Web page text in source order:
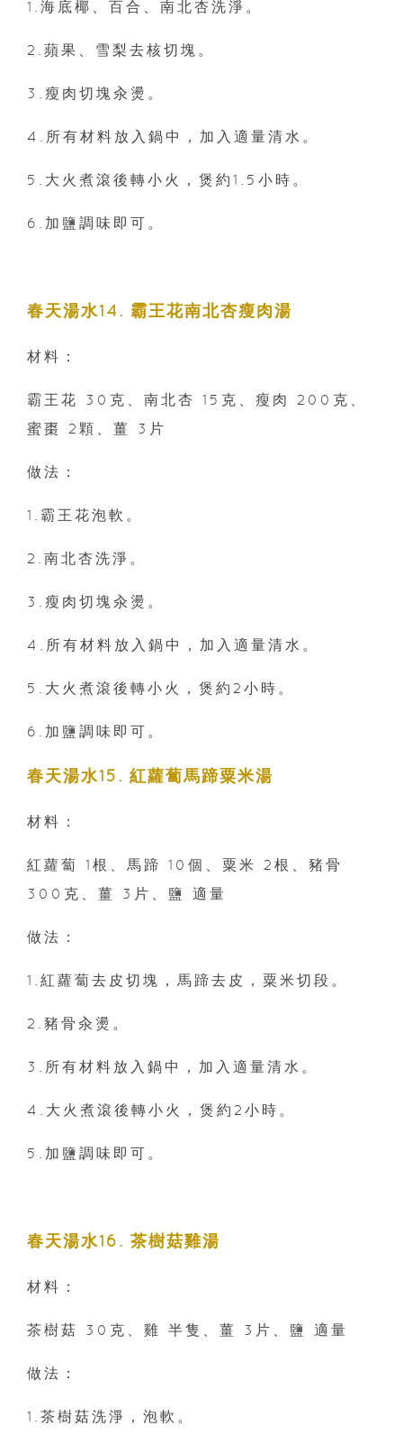
1.海底椰、百合、南北杏洗淨。
2.蘋果、雪梨去核切塊。
3.瘦肉切塊汆燙。
4.所有材料放入鍋中，加入適量清水。
5.大火煮滾後轉小火，煲約1.5小時。
6.加鹽調味即可。
春天湯水14. 霸王花南北杏瘦肉湯
材料：
霸王花 30克、南北杏 15克、瘦肉 200克、
蜜棗 2顆、薑 3片
做法：
1.霸王花泡軟。
2.南北杏洗淨。
3.瘦肉切塊汆燙。
4.所有材料放入鍋中，加入適量清水。
5.大火煮滾後轉小火，煲約2小時。
6.加鹽調味即可。
春天湯水15. 紅蘿蔔馬蹄粟米湯
材料：
紅蘿蔔 1根、馬蹄 10個、粟米 2根、豬骨
300克、薑 3片、鹽 適量
做法：
1.紅蘿蔔去皮切塊，馬蹄去皮，粟米切段。
2.豬骨汆燙。
3.所有材料放入鍋中，加入適量清水。
4.大火煮滾後轉小火，煲約2小時。
5.加鹽調味即可。
春天湯水16. 茶樹菇雞湯
材料：
茶樹菇 30克、雞 半隻、薑 3片、鹽 適量
做法：
1.茶樹菇洗淨，泡軟。